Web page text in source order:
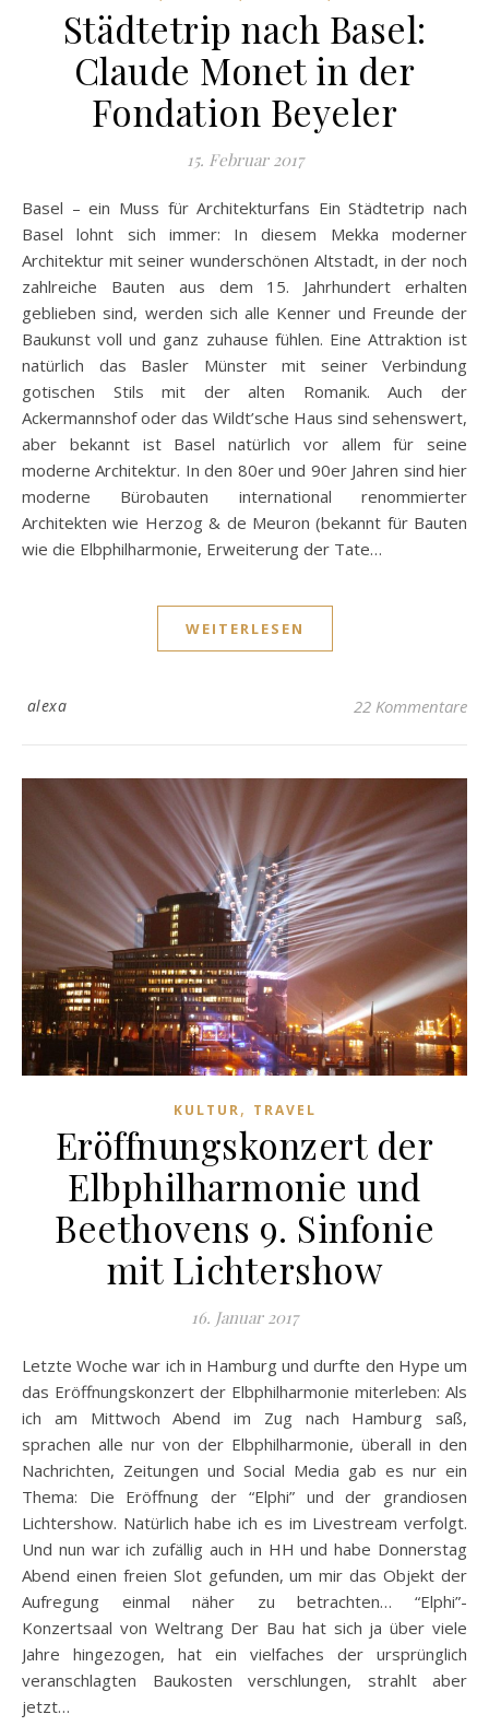
Städtetrip nach Basel:
Claude Monet in der
Fondation Beyeler
15. Februar 2017
Basel – ein Muss für Architekturfans Ein Städtetrip nach
Basel lohnt sich immer: In diesem Mekka moderner
Architektur mit seiner wunderschönen Altstadt, in der noch
zahlreiche Bauten aus dem 15. Jahrhundert erhalten
geblieben sind, werden sich alle Kenner und Freunde der
Baukunst voll und ganz zuhause fühlen. Eine Attraktion ist
natürlich das Basler Münster mit seiner Verbindung
gotischen Stils mit der alten Romanik. Auch der
Ackermannshof oder das Wildt’sche Haus sind sehenswert,
aber bekannt ist Basel natürlich vor allem für seine
moderne Architektur. In den 80er und 90er Jahren sind hier
moderne Bürobauten international renommierter
Architekten wie Herzog & de Meuron (bekannt für Bauten
wie die Elbphilharmonie, Erweiterung der Tate…
WEITERLESEN
alexa 22 Kommentare
KULTUR, TRAVEL
Eröffnungskonzert der
Elbphilharmonie und
Beethovens 9. Sinfonie
mit Lichtershow
16. Januar 2017
Letzte Woche war ich in Hamburg und durfte den Hype um
das Eröffnungskonzert der Elbphilharmonie miterleben: Als
ich am Mittwoch Abend im Zug nach Hamburg saß,
sprachen alle nur von der Elbphilharmonie, überall in den
Nachrichten, Zeitungen und Social Media gab es nur ein
Thema: Die Eröffnung der “Elphi” und der grandiosen
Lichtershow. Natürlich habe ich es im Livestream verfolgt.
Und nun war ich zufällig auch in HH und habe Donnerstag
Abend einen freien Slot gefunden, um mir das Objekt der
Aufregung einmal näher zu betrachten… “Elphi”-
Konzertsaal von Weltrang Der Bau hat sich ja über viele
Jahre hingezogen, hat ein vielfaches der ursprünglich
veranschlagten Baukosten verschlungen, strahlt aber
jetzt…